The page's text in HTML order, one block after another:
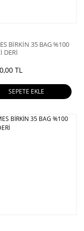
BİRKİN 35 BAG %100
DERİ
TL
SEPETE EKLE